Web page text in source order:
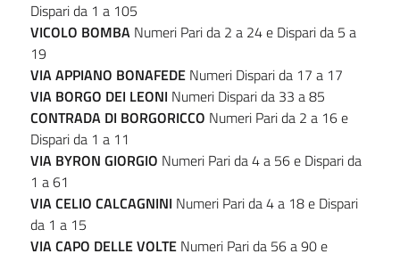
Dispari da 1 a 105
VICOLO BOMBA Numeri Pari da 2 a 24 e Dispari da 5 a
19
VIA APPIANO BONAFEDE Numeri Dispari da 17 a 17
VIA BORGO DEI LEONI Numeri Dispari da 33 a 85
CONTRADA DI BORGORICCO Numeri Pari da 2 a 16 e
Dispari da 1 a 11
VIA BYRON GIORGIO Numeri Pari da 4 a 56 e Dispari da
1 a 61
VIA CELIO CALCAGNINI Numeri Pari da 4 a 18 e Dispari
da 1 a 15
VIA CAPO DELLE VOLTE Numeri Pari da 56 a 90 e